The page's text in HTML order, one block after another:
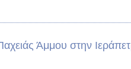
Άμμου στην